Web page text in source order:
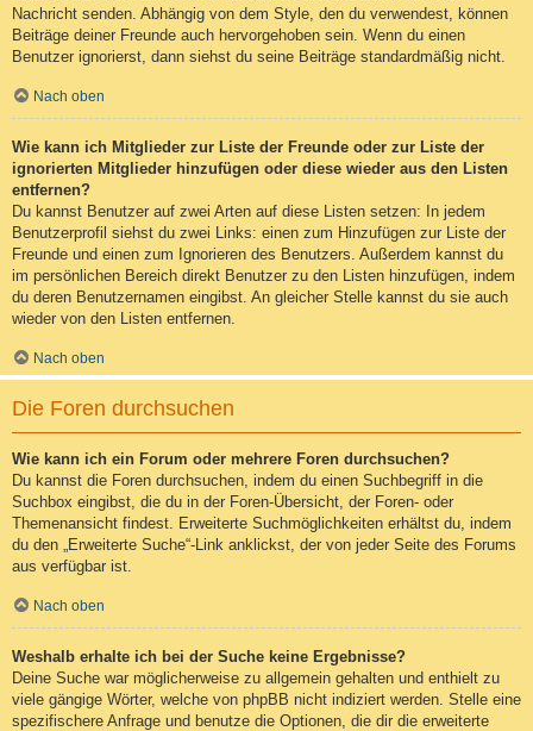
Nachricht senden. Abhängig von dem Style, den du verwendest, können
Beiträge deiner Freunde auch hervorgehoben sein. Wenn du einen
Benutzer ignorierst, dann siehst du seine Beiträge standardmäßig nicht.
Nach oben
Wie kann ich Mitglieder zur Liste der Freunde oder zur Liste der
ignorierten Mitglieder hinzufügen oder diese wieder aus den Listen
entfernen?
Du kannst Benutzer auf zwei Arten auf diese Listen setzen: In jedem
Benutzerprofil siehst du zwei Links: einen zum Hinzufügen zur Liste der
Freunde und einen zum Ignorieren des Benutzers. Außerdem kannst du
im persönlichen Bereich direkt Benutzer zu den Listen hinzufügen, indem
du deren Benutzernamen eingibst. An gleicher Stelle kannst du sie auch
wieder von den Listen entfernen.
Nach oben
Die Foren durchsuchen
Wie kann ich ein Forum oder mehrere Foren durchsuchen?
Du kannst die Foren durchsuchen, indem du einen Suchbegriff in die
Suchbox eingibst, die du in der Foren-Übersicht, der Foren- oder
Themenansicht findest. Erweiterte Suchmöglichkeiten erhältst du, indem
du den „Erweiterte Suche“-Link anklickst, der von jeder Seite des Forums
aus verfügbar ist.
Nach oben
Weshalb erhalte ich bei der Suche keine Ergebnisse?
Deine Suche war möglicherweise zu allgemein gehalten und enthielt zu
viele gängige Wörter, welche von phpBB nicht indiziert werden. Stelle eine
spezifischere Anfrage und benutze die Optionen, die dir die erweiterte